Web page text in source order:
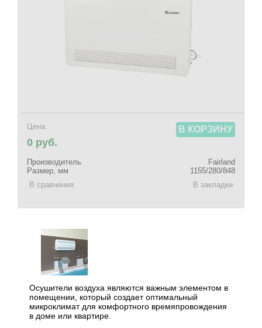
Цена:
0 руб.
В КОРЗИНУ
Производитель
Fairland
Размер, мм
1155/280/848
В сравнения
В закладки
Осушители воздуха являются важным элементом в
помещении, который создает оптимальный
микроклимат для комфортного времяпровождения
в доме или квартире.